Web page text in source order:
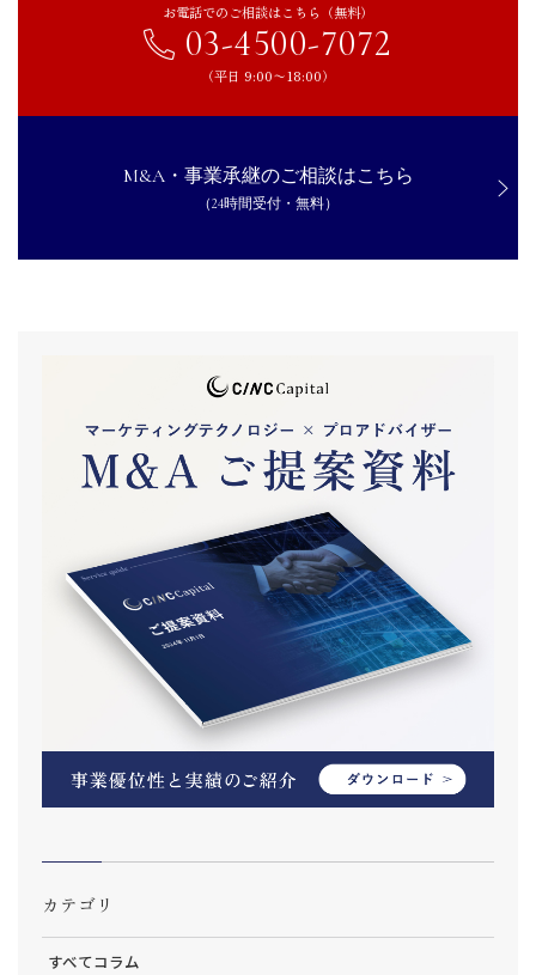
お電話でのご相談はこちら（無料）
03-4500-7072
（平日 9:00〜18:00）
M&A・事業承継のご相談はこちら
（24時間受付・無料）
カテゴリ
すべてコラム